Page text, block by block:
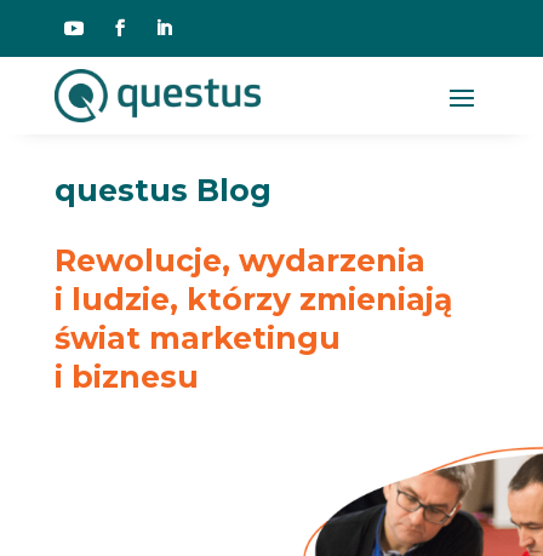
questus Blog
Rewolucje, wydarzenia
i ludzie, którzy zmieniają
świat marketingu
i biznesu